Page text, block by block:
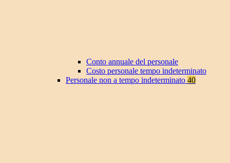
Conto annuale del personale
Costo personale tempo indeterminato
Personale non a tempo indeterminato 40